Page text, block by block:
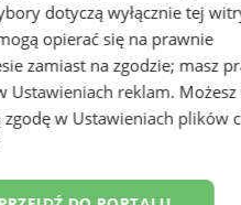
dotyczą wyłącznie tej
opierać się na prawnie
zamiast na zgodzie; masz
Ustawieniach reklam.
w Ustawieniach plików